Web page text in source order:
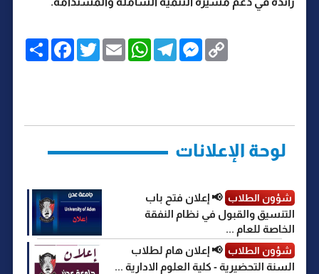
ا F
a
k
T
w
E
m
W
h
p
T
e
m
M
e
e
C
o
k
لوحة الإعلانات
شؤون الطلاب 📢 إعلان فتح باب
التنسيق والقبول في نظام النفقة
الخاصة للعام ...
شؤون الطلاب 📢 إعلان هام لطلاب
السنة التحضيرية - كلية العلوم الادارية ...